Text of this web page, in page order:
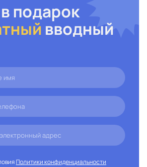
подарок
вводный
Политики конфиденциальности